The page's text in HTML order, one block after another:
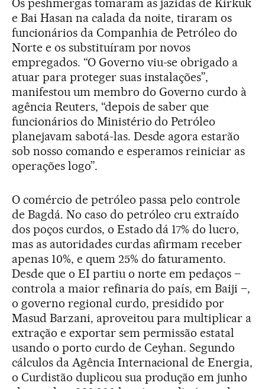
e Bai Hasan na calada da noite, tiraram os
funcionários da Companhia de Petróleo do
Norte e os substituíram por novos
empregados. “O Governo viu-se obrigado a
atuar para proteger suas instalações”,
manifestou um membro do Governo curdo à
agência Reuters, “depois de saber que
funcionários do Ministério do Petróleo
planejavam sabotá-las. Desde agora estarão
sob nosso comando e esperamos reiniciar as
operações logo”.
O comércio de petróleo passa pelo controle
de Bagdá. No caso do petróleo cru extraído
dos poços curdos, o Estado dá 17% do lucro,
mas as autoridades curdas afirmam receber
apenas 10%, e quem 25% do faturamento.
Desde que o EI partiu o norte em pedaços –
controla a maior refinaria do país, em Baiji –,
o governo regional curdo, presidido por
Masud Barzani, aproveitou para multiplicar a
extração e exportar sem permissão estatal
usando o porto curdo de Ceyhan. Segundo
cálculos da Agência Internacional de Energia,
o Curdistão duplicou sua produção em junho